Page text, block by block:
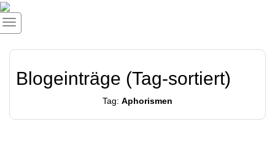
Blogeinträge (Tag-sortiert)
Tag: Aphorismen